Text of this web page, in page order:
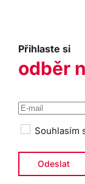
Přihlaste si
odběr
Souhlasím